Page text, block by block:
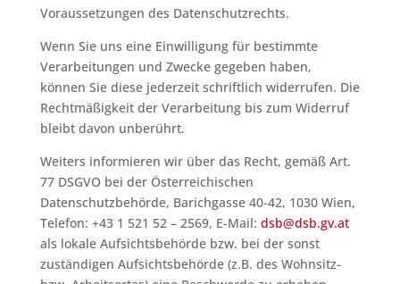
Voraussetzungen des Datenschutzrechts.
Wenn Sie uns eine Einwilligung für bestimmte
Verarbeitungen und Zwecke gegeben haben,
können Sie diese jederzeit schriftlich widerrufen. Die
Rechtmäßigkeit der Verarbeitung bis zum Widerruf
bleibt davon unberührt.
Weiters informieren wir über das Recht, gemäß Art.
77 DSGVO bei der Österreichischen
Datenschutzbehörde, Barichgasse 40-42, 1030 Wien,
Telefon: +43 1 521 52 – 2569, E-Mail: dsb@dsb.gv.at
als lokale Aufsichtsbehörde bzw. bei der sonst
zuständigen Aufsichtsbehörde (z.B. des Wohnsitz-